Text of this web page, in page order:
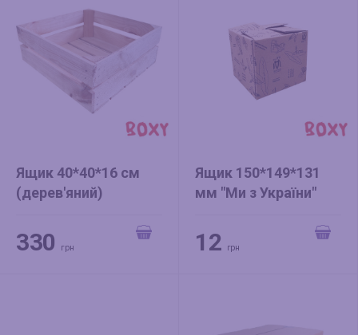
Ящик 40*40*16 см
(дерев'яний)
330 грн
Ящик 150*149*131
мм "Ми з України"
12 грн